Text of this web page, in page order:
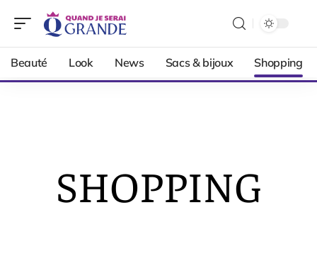
Beauté Look News Sacs & bijoux Shopping
SHOPPING